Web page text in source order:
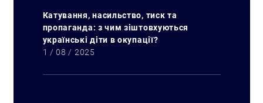
Искать:
Катування, насильство, тиск та
пропаганда: з чим зіштовхуються
українські діти в окупації?
1 / 08 / 2025